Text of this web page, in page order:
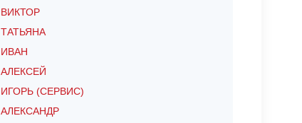
ВИКТОР
ТАТЬЯНА
ИВАН
АЛЕКСЕЙ
ИГОРЬ (СЕРВИС)
АЛЕКСАНДР